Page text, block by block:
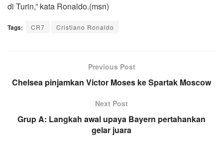
di Turin,” kata Ronaldo.(msn)
Tags: CR7 Cristiano Ronaldo
Previous Post
Chelsea pinjamkan Victor Moses ke Spartak Moscow
Next Post
Grup A: Langkah awal upaya Bayern pertahankan
gelar juara